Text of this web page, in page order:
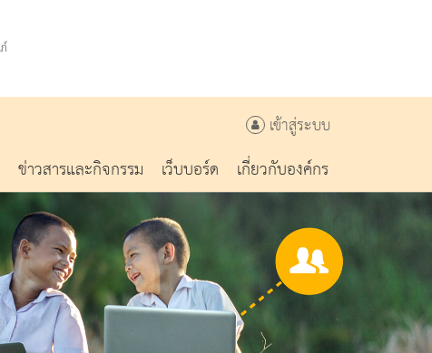
เข้าสู่ระบบ
ข่าวสารและกิจกรรม เว็บบอร์ด เกี่ยวกับองค์กร